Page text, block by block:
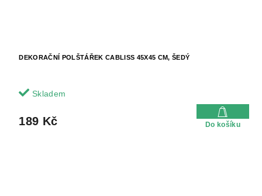
DEKORAČNÍ POLŠTÁŘEK CABLISS 45X45 CM, ŠEDÝ
Skladem
189 Kč Do košíku